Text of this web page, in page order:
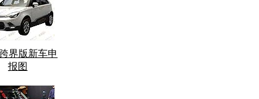
界版新车申
报图